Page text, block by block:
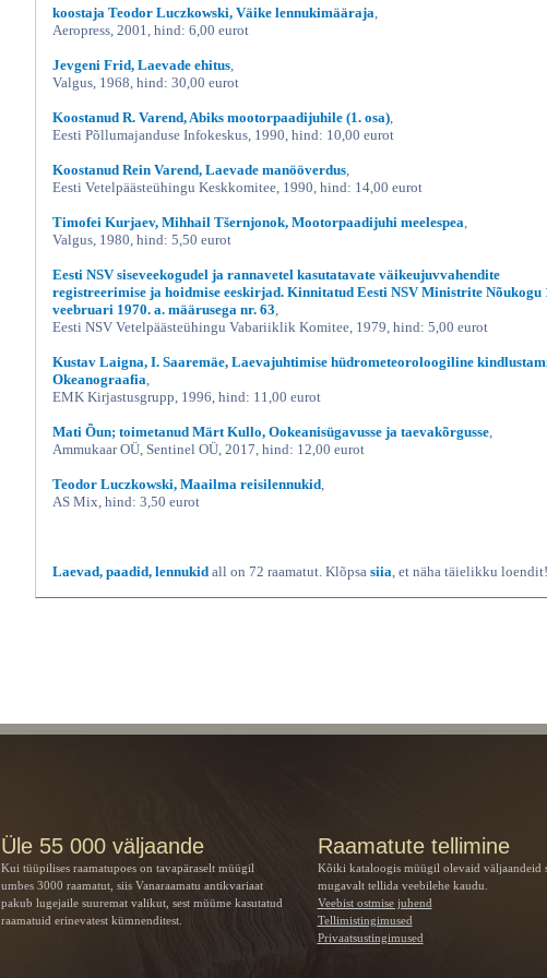
koostaja Teodor Luczkowski, Väike lennukimääraja
Aeropress, 2001, hind: 6,00 eurot
Jevgeni Frid, Laevade ehitus
Valgus, 1968, hind: 30,00 eurot
Koostanud R. Varend, Abiks mootorpaadijuhile (1. osa)
Eesti Põllumajanduse Infokeskus, 1990, hind: 10,00 eurot
Koostanud Rein Varend, Laevade manööverdus
Eesti Vetelpäästeühingu Keskkomitee, 1990, hind: 14,00 eurot
Timofei Kurjaev, Mihhail Tšernjonok, Mootorpaadijuhi meelespea
Valgus, 1980, hind: 5,50 eurot
Eesti NSV siseveekogudel ja rannavetel kasutatavate väikeujuvvahendite
registreerimise ja hoidmise eeskirjad. Kinnitatud Eesti NSV Ministrite Nõukogu
veebruari 1970. a. määrusega nr. 63
Eesti NSV Vetelpäästeühingu Vabariiklik Komitee, 1979, hind: 5,00 eurot
Kustav Laigna, I. Saaremäe, Laevajuhtimise hüdrometeoroloogiline
Okeanograafia
EMK Kirjastusgrupp, 1996, hind: 11,00 eurot
Mati Õun; toimetanud Märt Kullo, Ookeanisügavusse ja taevakõrgusse
Ammukaar OÜ, Sentinel OÜ, 2017, hind: 12,00 eurot
Teodor Luczkowski, Maailma reisilennukid
AS Mix, hind: 3,50 eurot
Laevad, paadid, lennukid all on 72 raamatut. Klõpsa siia , et näha täielikku loendit!
Üle 55 000 väljaande
Kui tüüpilises raamatupoes on tavapäraselt müügil
umbes 3000 raamatut, siis Vanaraamatu antikvariaat
pakub lugejaile suuremat valikut, sest müüme kasutatud
raamatuid erinevatest kümnenditest.
Raamatute tellimine
Kõiki kataloogis müügil olevaid väljaandeid
mugavalt tellida veebilehe kaudu.
Veebist ostmise juhend
Tellimistingimused
Privaatsustingimused